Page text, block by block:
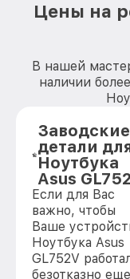
Цены на
В нашей
наличии
Заводские
детали
Ноутбука
Asus
Если для Вас
важно, чтобы
Ваше
Ноутбука Asus
GL752V
безотказно еще